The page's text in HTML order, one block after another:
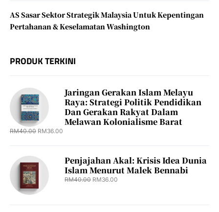
AS Sasar Sektor Strategik Malaysia Untuk Kepentingan
Pertahanan & Keselamatan Washington
PRODUK TERKINI
Jaringan Gerakan Islam Melayu
Raya: Strategi Politik Pendidikan
Dan Gerakan Rakyat Dalam
Melawan Kolonialisme Barat
RM40.00 RM36.00
Penjajahan Akal: Krisis Idea Dunia
Islam Menurut Malek Bennabi
RM40.00 RM36.00